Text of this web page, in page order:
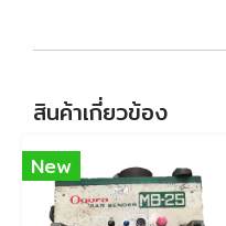
สินค้าเกี่ยวข้อง
New